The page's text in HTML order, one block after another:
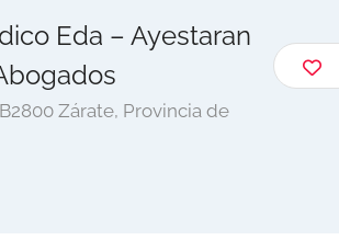
Eda – Ayestaran
Zárate, Provincia de